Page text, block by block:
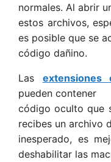
normales. Al abrir
estos archivos,
es posible que se
código dañino.
Las extensiones
pueden contener
código oculto que
recibes un archivo
inesperado, es
deshabilitar las